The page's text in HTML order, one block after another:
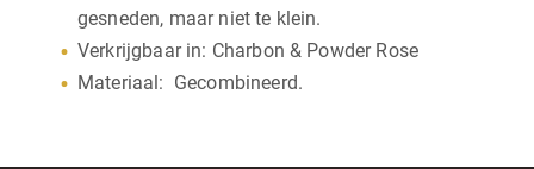
gesneden, maar niet te klein.
Verkrijgbaar in: Charbon & Powder Rose
Materiaal: Gecombineerd.